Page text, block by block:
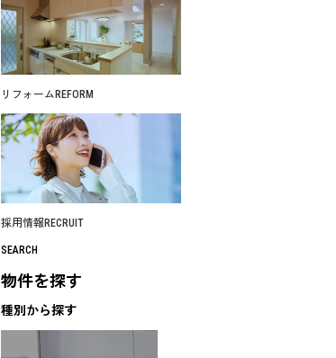
リフォーム REFORM
採用情報 RECRUIT
SEARCH
物件を探す
種別から探す